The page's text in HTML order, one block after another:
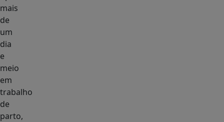
mais
de
um
dia
e
meio
em
trabalho
de
parto,